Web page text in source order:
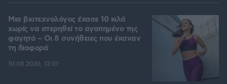
Μια βιοτεχνολόγος έχασε 10 κιλά
χωρίς να στερηθεί το αγαπημένο της
φαγητό – Οι 8 συνήθειες που έκαναν
τη διαφορά
10.08.2026, 12:01